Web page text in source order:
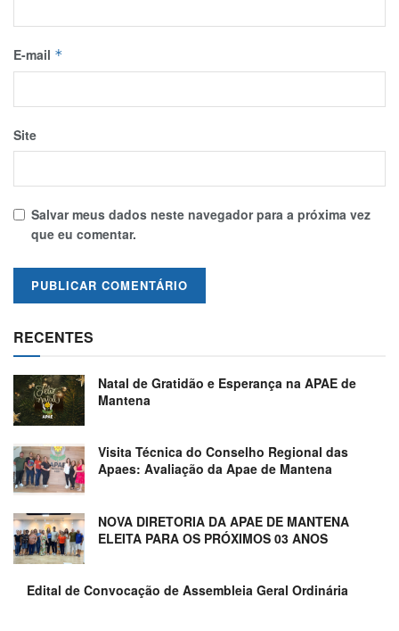
E-mail *
Site
Salvar meus dados neste navegador para a próxima vez
que eu comentar.
RECENTES
Natal de Gratidão e Esperança na APAE de
Mantena
Visita Técnica do Conselho Regional das
Apaes: Avaliação da Apae de Mantena
NOVA DIRETORIA DA APAE DE MANTENA
ELEITA PARA OS PRÓXIMOS 03 ANOS
Edital de Convocação de Assembleia Geral Ordinária